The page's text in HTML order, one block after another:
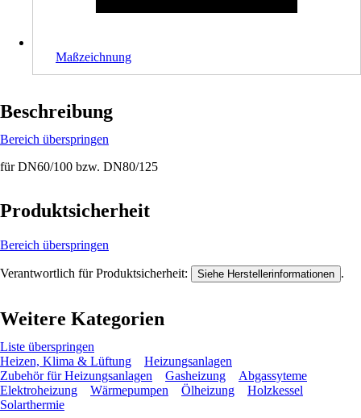
Maßzeichnung
Beschreibung
Bereich überspringen
für DN60/100 bzw. DN80/125
Produktsicherheit
Bereich überspringen
Verantwortlich für Produktsicherheit: Siehe Herstellerinformationen .
Weitere Kategorien
Liste überspringen
Heizen, Klima & Lüftung
Heizungsanlagen
Zubehör für Heizungsanlagen
Gasheizung
Abgassyteme
Elektroheizung
Wärmepumpen Ölheizung
Holzkessel
Solarthermie